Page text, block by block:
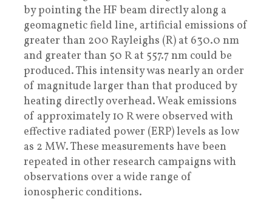
by pointing the HF beam directly along a
geomagnetic field line, artificial emissions of
greater than 200 Rayleighs (R) at 630.0 nm
and greater than 50 R at 557.7 nm could be
produced. This intensity was nearly an order
of magnitude larger than that produced by
heating directly overhead. Weak emissions
of approximately 10 R were observed with
effective radiated power (ERP) levels as low
as 2 MW. These measurements have been
repeated in other research campaigns with
observations over a wide range of
ionospheric conditions.